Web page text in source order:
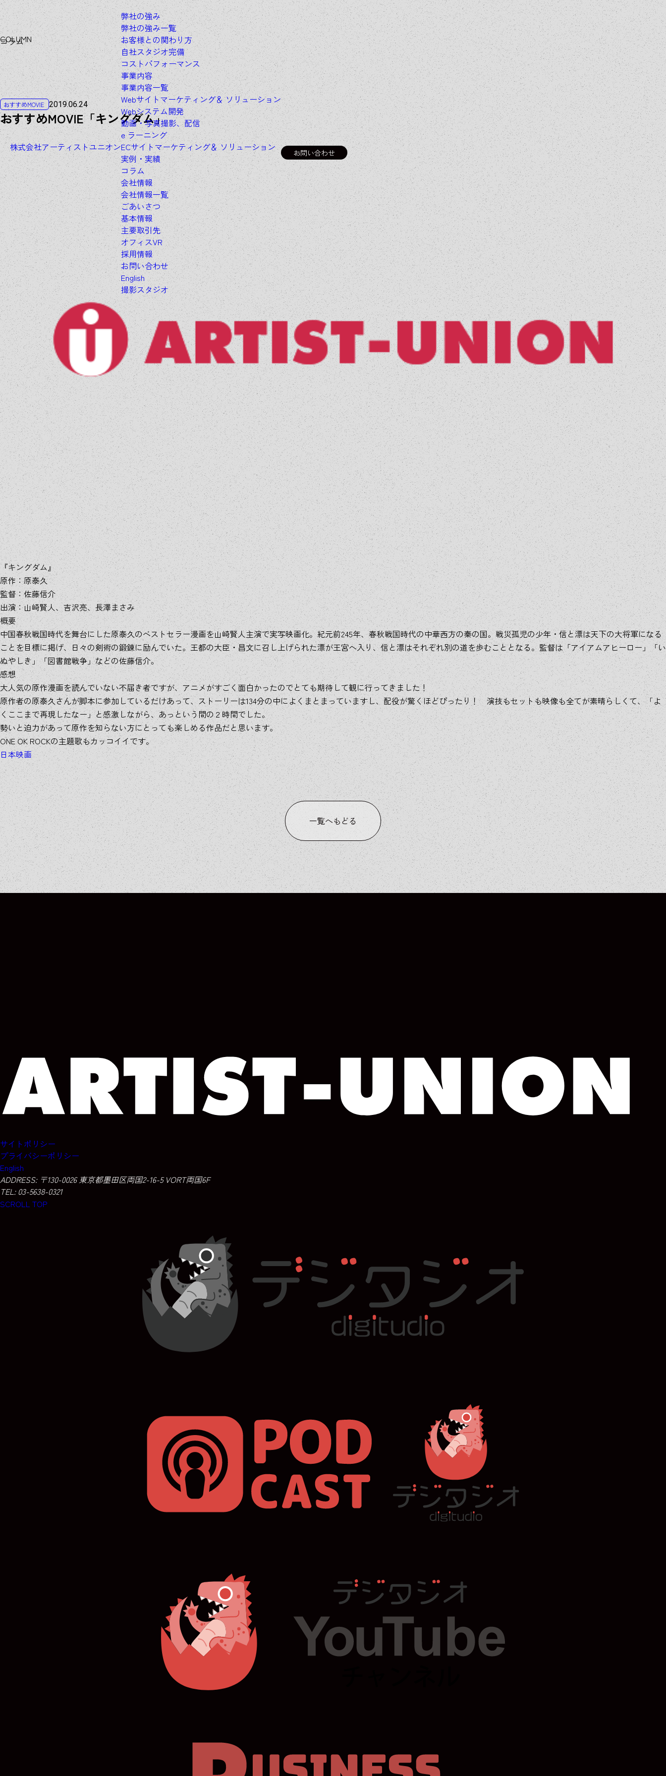
株式会社アーティストユニオン
弊社の強み
弊社の強み一覧
お客様との関わり方
自社スタジオ完備
コストパフォーマンス
事業内容
事業内容一覧
Webサイトマーケティング＆ソリューション
Webシステム開発
動画・写真撮影、配信
e ラーニング
ECサイトマーケティング＆ソリューション
実例・実績
コラム
会社情報
会社情報一覧
ごあいさつ
基本情報
主要取引先
オフィスVR
採用情報
お問い合わせ
English
撮影スタジオ
お問い合わせ
コラム
COLUMN
おすすめMOVIE 2019.06.24
おすすめMOVIE「キングダム」
『キングダム』
原作：原泰久
監督：佐藤信介
出演：山崎賢人、吉沢亮、長澤まさみ
概要
中国春秋戦国時代を舞台にした原泰久のベストセラー漫画を山崎賢人主演で実写映画化。紀元前245年、春秋戦国時代の中華西方の秦の国。戦災孤児の少年・信と漂は天下の大将軍になる
ことを目標に掲げ、日々の剣術の鍛錬に励んでいた。王都の大臣・昌文に召し上げられた漂が王宮へ入り、信と漂はそれぞれ別の道を歩むこととなる。監督は「アイアムアヒーロー」「い
ぬやしき」「図書館戦争」などの佐藤信介。
感想
大人気の原作漫画を読んでいない不届き者ですが、アニメがすごく面白かったのでとても期待して観に行ってきました！
原作者の原泰久さんが脚本に参加しているだけあって、ストーリーは134分の中によくまとまっていますし、配役が驚くほどぴったり！ 演技もセットも映像も全てが素晴らしくて、「よ
くここまで再現したなー」と感激しながら、あっという間の２時間でした。
勢いと迫力があって原作を知らない方にとっても楽しめる作品だと思います。
ONE OK ROCKの主題歌もカッコイイです。
日本映画
一覧へもどる
サイトポリシー
プライバシーポリシー
English
ADDRESS: 〒130-0026 東京都墨田区両国2-16-5 VORT両国6F
TEL: 03-5638-0321
SCROLL TOP